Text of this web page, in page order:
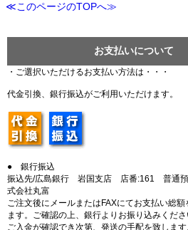
≪このページのTOPへ≫
お支払いについて
・ご選択いただけるお支払い方法は・・・
代金引換、銀行振込がご利用いただけます。
● 銀行振込
振込先/広島銀行 岩国支店 店番:161 普通
式会社丸富
ご注文後にメールまたはFAXにてお支払い総
ます。ご確認の上、銀行よりお振り込みくだ
ご入金が確認でき次第、発送の手配を致しま